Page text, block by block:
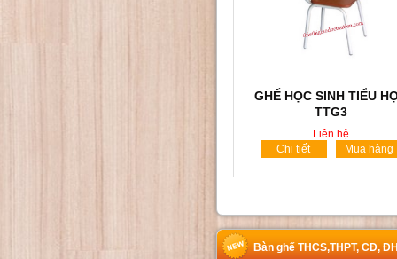
GHẾ HỌC SINH TIỂU
TTG3
Liên hệ
Chi tiết
Mua hàng
Bàn ghế THCS,THPT, CĐ,